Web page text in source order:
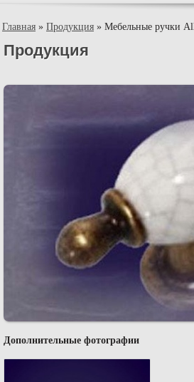
Главная » Продукция » Мебельные ручки
Продукция
Дополнительные фотографии